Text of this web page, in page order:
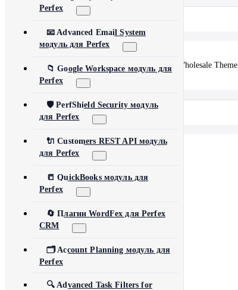
🛒 Vertex — Premium B2B & Wholesale Theme
Другие продукты
📋 LeadHub SaaS
🗣️FeedbackPulse SaaS
Idea FMS
🔄 WordFex
🖼️AI Images
Perfex
📧 Advanced Email System
модуль для Perfex
📁 Google Workspace модуль для
Perfex
🛡️ PerfShield Security модуль
для Perfex
🔌 Customers REST API модуль
для Perfex
📒 QuickBooks модуль для
Perfex
🔄 Плагин WordFex для Perfex
CRM
🗂️ Account Planning модуль для
Perfex
🔍 Advanced Task Filters for